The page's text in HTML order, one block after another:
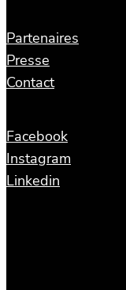
Partenaires
Presse
Contact
Facebook
Instagram
Linkedin